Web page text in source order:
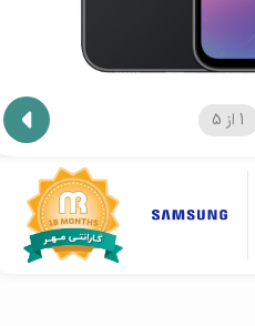
1از 5